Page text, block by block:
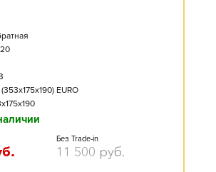
EURO
Без Trade-in
11 500 руб.